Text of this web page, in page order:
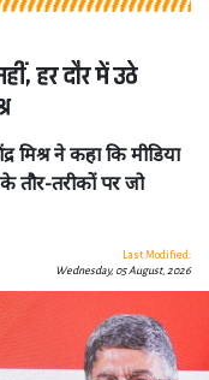
हर दौर में उठे
मिश्र ने कहा कि मीडिया
तौर-तरीकों पर जो
Last Modified:
Wednesday, 05 August, 2026